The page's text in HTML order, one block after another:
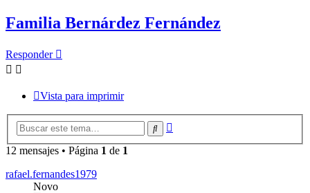
Familia Bernárdez Fernández
Responder
Vista para imprimir
Buscar
12 mensajes • Página 1 de 1
rafael.fernandes1979
Novo